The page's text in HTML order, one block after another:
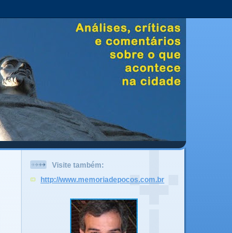
Visite também:
http://www.memoriadepocos.com.br